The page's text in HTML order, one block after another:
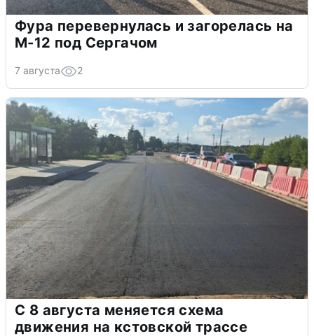
Фура перевернулась и загорелась на
М-12 под Сергачом
7 августа 2
С 8 августа меняется схема
движения на кстовской трассе